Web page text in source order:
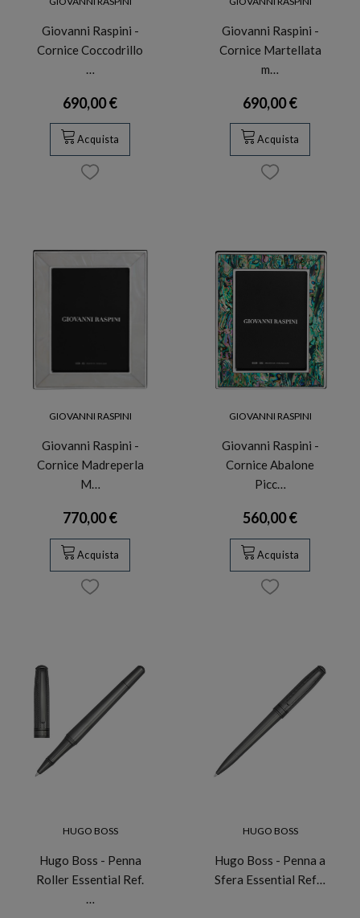
Giovanni Raspini -
Cornice Coccodrillo
…
690,00 €
Acquista
Giovanni Raspini -
Cornice Martellata
m…
690,00 €
Acquista
GIOVANNI RASPINI
Giovanni Raspini -
Cornice Madreperla
M…
770,00 €
Acquista
GIOVANNI RASPINI
Giovanni Raspini -
Cornice Abalone
Picc…
560,00 €
Acquista
HUGO BOSS
Hugo Boss - Penna
Roller Essential Ref.
…
HUGO BOSS
Hugo Boss - Penna a
Sfera Essential Ref…